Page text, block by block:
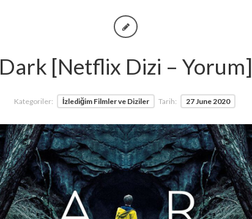
Dark [Netflix Dizi – Yorum]
Kategoriler: İzlediğim Filmler ve Diziler Tarih: 27 June 2020